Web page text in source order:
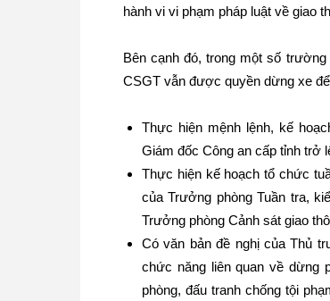
hành vi vi phạm pháp luật về giao
Bên cạnh đó, trong một số
CSGT vẫn được quyền dừng xe
Thực hiện mệnh lệnh, kế
Giám đốc Công an cấp tỉnh trở
Thực hiện kế hoạch tổ chức
của Trưởng phòng Tuần tra,
Trưởng phòng Cảnh sát giao
Có văn bản đề nghị của Thủ
chức năng liên quan về dừng
phòng, đấu tranh chống tội